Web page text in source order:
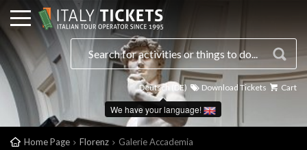
Deutsch (DE)
We have your language!
Download Tickets Cart
Home Page Florenz Galerie Accademia